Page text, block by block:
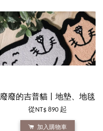
廢廢的吉普貓丨地墊、地毯
從 NT$ 890 起
加入購物車